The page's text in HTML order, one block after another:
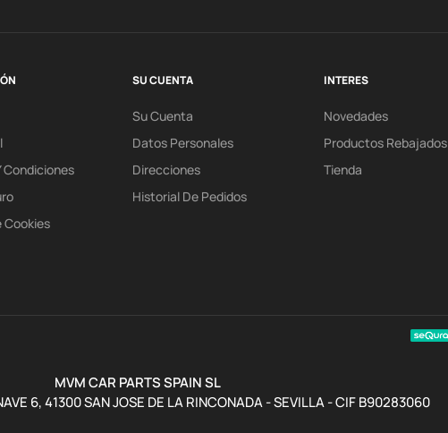
Condiciones
Cookies
SU CUENTA
Su Cuenta
Datos Personales
Direcciones
Historial De Pedidos
INTERES
Novedades
Productos Rebajados
Tienda
MVM CAR PARTS SPAIN SL
6, 41300 SAN JOSE DE LA RINCONADA - SEVILLA - CIF B90283060